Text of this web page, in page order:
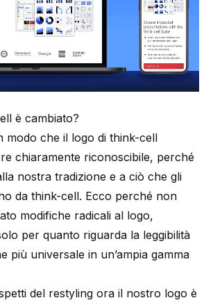
è cambiato?
modo che il logo di think-cell
chiaramente riconoscibile, perché
nostra tradizione e a ciò che gli
da think-cell. Ecco perché non
modifiche radicali al logo,
per quanto riguarda la leggibilità
più universale in un’ampia gamma
del restyling ora il nostro logo è